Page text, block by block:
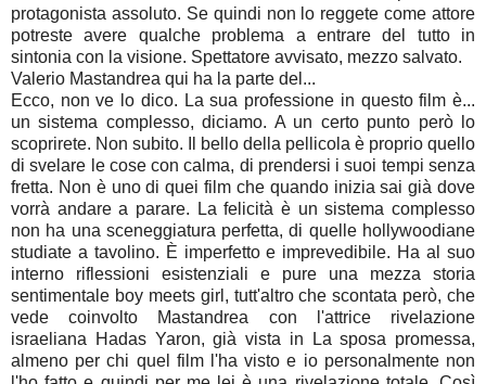
protagonista assoluto. Se quindi non lo reggete come attore
potreste avere qualche problema a entrare del tutto in
sintonia con la visione. Spettatore avvisato, mezzo salvato.
Valerio Mastandrea qui ha la parte del...
Ecco, non ve lo dico. La sua professione in questo film è...
un sistema complesso, diciamo. A un certo punto però lo
scoprirete. Non subito. Il bello della pellicola è proprio quello
di svelare le cose con calma, di prendersi i suoi tempi senza
fretta. Non è uno di quei film che quando inizia sai già dove
vorrà andare a parare. La felicità è un sistema complesso
non ha una sceneggiatura perfetta, di quelle hollywoodiane
studiate a tavolino. È imperfetto e imprevedibile. Ha al suo
interno riflessioni esistenziali e pure una mezza storia
sentimentale boy meets girl, tutt'altro che scontata però, che
vede coinvolto Mastandrea con l'attrice rivelazione
israeliana Hadas Yaron, già vista in La sposa promessa,
almeno per chi quel film l'ha visto e io personalmente non